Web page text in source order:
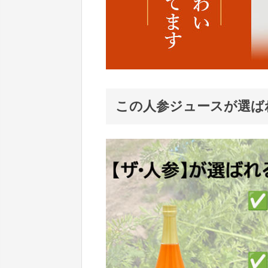
この人参ジュースが選